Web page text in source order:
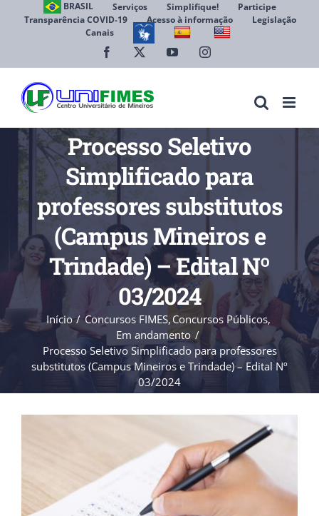
BRASIL Serviços Simplifique!
Participe
Transparência COVID-19
Acesso à informação
Legislação
Canais
Facebook YouTubeInstagram
Processo Seletivo
Simplificado para
professores substitutos
(Campus Mineiros e
Trindade) – Edital Nº
03/2024
Início Concursos FIMES Concursos Públicos
Em andamento
Processo Seletivo Simplificado para professores
substitutos (Campus Mineiros e Trindade) – Edital Nº
03/2024